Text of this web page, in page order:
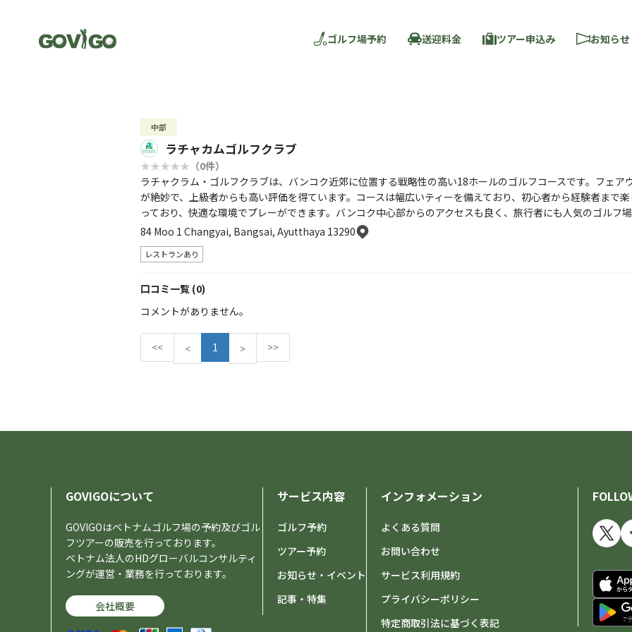
ゴルフ場予約 送迎料金 ツアー申込み お知ら
中部
ラチャカムゴルフクラブ
（0件）
ラチャクラム・ゴルフクラブは、バンコク近郊に位置する戦略性の高い18ホールのゴルフコースです。フェア
が絶妙で、上級者からも高い評価を得ています。コースは幅広いティーを備えており、初心者から経験者まで
っており、快適な環境でプレーができます。バンコク中心部からのアクセスも良く、旅行者にも人気のゴルフ
84 Moo 1 Changyai, Bangsai, Ayutthaya 13290
レストランあり
口コミ一覧 (0)
コメントがありません。
<< <P
r
1 >N
e
>>
GOVIGOについて
GOVIGOはベトナムゴルフ場の予約及びゴル
フツアーの販売を行っております。
ベトナム法人のHDグローバルコンサルティ
ングが運営・業務を行っております。
会社概要
サービス内容
ゴルフ予約
ツアー予約
お知らせ・イベント
記事・特集
インフォメーション
よくある質問
お問い合わせ
サービス利用規約
プライバシーポリシー
特定商取引法に基づく表記